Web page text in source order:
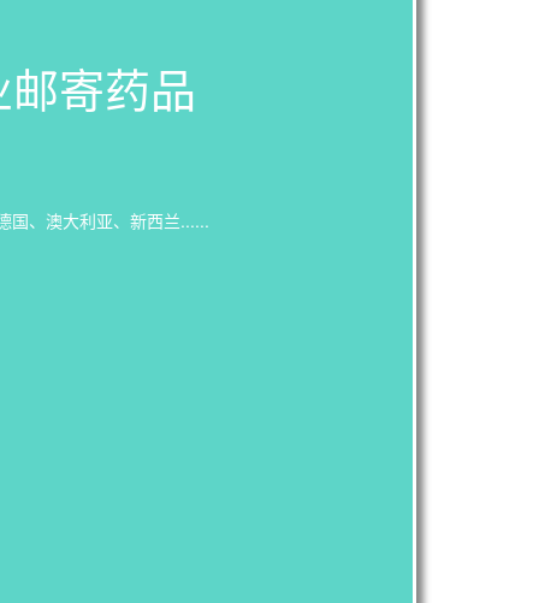
寄药品
国、澳大利亚、新西兰......